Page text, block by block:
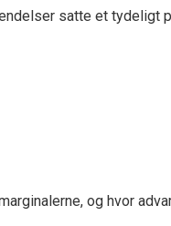
satte et tydeligt
og hvor